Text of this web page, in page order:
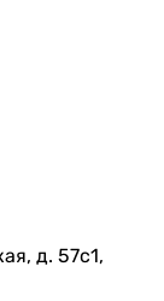
д. 57с1,